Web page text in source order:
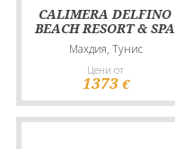
CALIMERA DELFINO
BEACH RESORT & SPA
Махдия, Тунис
Цени от
1373 €